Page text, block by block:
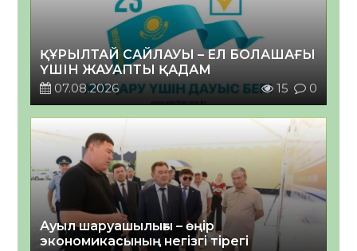
ҚҰРЫЛТАЙ САЙЛАУЫ – ЕЛ БОЛАШАҒЫ
ҮШІН ЖАУАПТЫ ҚАДАМ
07.08.2026
15 0
Ауыл шаруашылығы – өңір
экономикасының негізгі тірегі